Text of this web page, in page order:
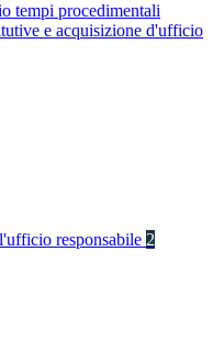
tempi procedimentali
e acquisizione d'ufficio
responsabile 2